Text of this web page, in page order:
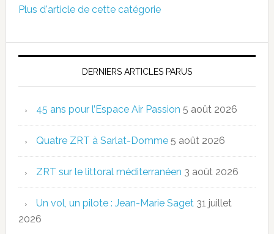
Plus d'article de cette catégorie
DERNIERS ARTICLES PARUS
45 ans pour l’Espace Air Passion 5 août 2026
Quatre ZRT à Sarlat-Domme 5 août 2026
ZRT sur le littoral méditerranéen 3 août 2026
Un vol, un pilote : Jean-Marie Saget 31 juillet
2026